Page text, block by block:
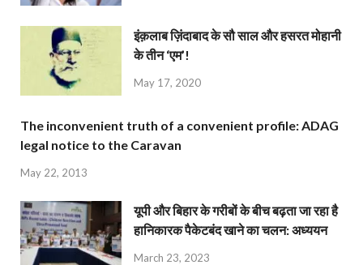
इंक़लाब ज़िंदाबाद के सौ साल और हसरत मोहानी
के तीन ‘एम’!
May 17, 2020
The inconvenient truth of a convenient profile: ADAG
legal notice to the Caravan
May 22, 2013
यूपी और बिहार के गरीबों के बीच बढ़ता जा रहा है
हानिकारक पैकेटबंद खाने का चलन: अध्ययन
March 23, 2023